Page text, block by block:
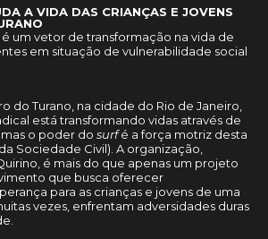
A VIDA DAS CRIANÇAS E JOVENS
um vetor de transformação na vida de
em situação de vulnerabilidade social
do Turano, na cidade do Rio de Janeiro,
está transformando vidas através de
o poder do surfé a força motriz desta
Sociedade Civil). A organização,
é mais do que apenas um projeto
que busca oferecer
para as crianças e jovens de uma
vezes, enfrentam adversidades duras